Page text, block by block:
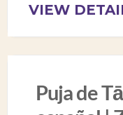
VIEW
Puja de